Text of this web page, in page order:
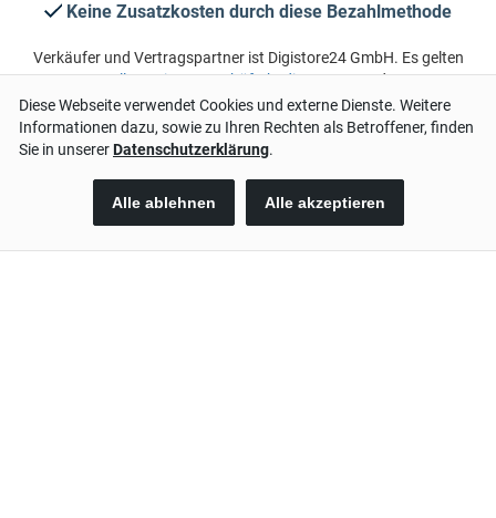
Keine Zusatzkosten durch diese Bezahlmethode
Verkäufer und Vertragspartner ist Digistore24 GmbH. Es gelten
unsereAllgemeinen Geschäftsbedingungenund unsere
Widerrufsbelehrung.
Jetzt kaufen